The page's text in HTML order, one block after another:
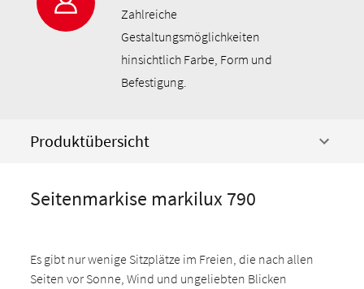
Zahlreiche
Gestaltungsmöglichkeiten
hinsichtlich Farbe, Form und
Befestigung.
Produktübersicht
Seitenmarkise markilux 790
Es gibt nur wenige Sitzplätze im Freien, die nach allen
Seiten vor Sonne, Wind und ungeliebten Blicken